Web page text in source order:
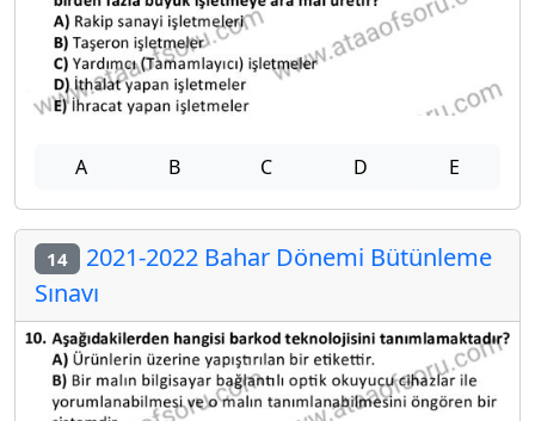
A B C D E
14 2021-2022 Bahar Dönemi Bütünleme
Sınavı